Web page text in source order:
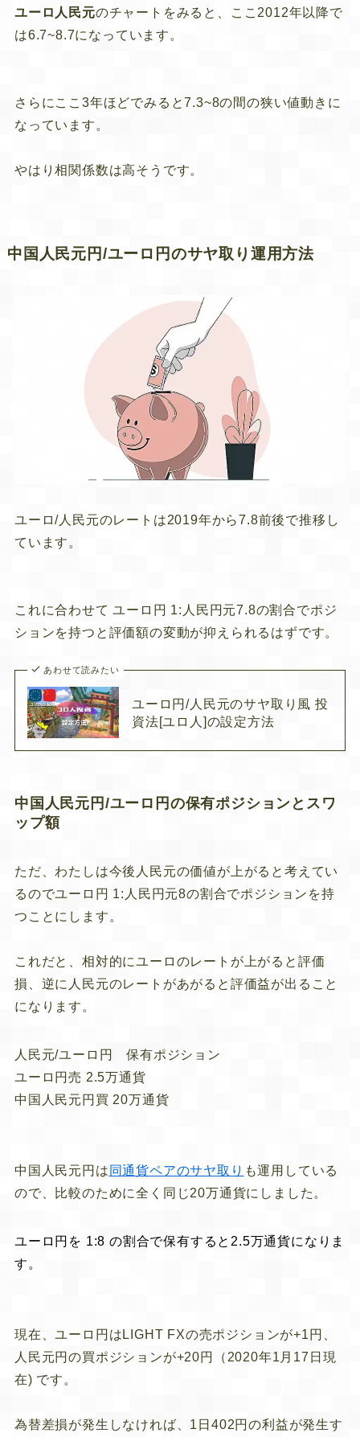
ユーロ人民元のチャートをみると、ここ2012年以降で
は6.7~8.7になっています。
さらにここ3年ほどでみると7.3~8の間の狭い値動きに
なっています。
やはり相関係数は高そうです。
中国人民元円/ユーロ円のサヤ取り運用方法
ユーロ/人民元のレートは2019年から7.8前後で推移し
ています。
これに合わせてユーロ円 1:人民円元7.8の割合でポジ
ションを持つと評価額の変動が抑えられるはずです。
あわせて読みたい
ユーロ円/人民元のサヤ取り風 投
資法[ユロ人]の設定方法
中国人民元円/ユーロ円の保有ポジションとスワ
ップ額
ただ、わたしは今後人民元の価値が上がると考えてい
るのでユーロ円 1:人民円元8の割合でポジションを持
つことにします。
これだと、相対的にユーロのレートが上がると評価
損、逆に人民元のレートがあがると評価益が出ること
になります。
人民元/ユーロ円 保有ポジション
ユーロ円売 2.5万通貨
中国人民元円 買 20万通貨
中国人民元円は 同通貨ペアのサヤ取り も運用している
ので、比較のために全く同じ20万通貨にしました。
ユーロ円を 1:8 の割合で保有すると2.5万通貨になりま
す。
現在、ユーロ円はLIGHT FXの売ポジションが+1円
人民元円の買ポジションが+20円
（2020年1月17日現
在) です。
為替差損が発生しなければ、1日402円の利益が発生す